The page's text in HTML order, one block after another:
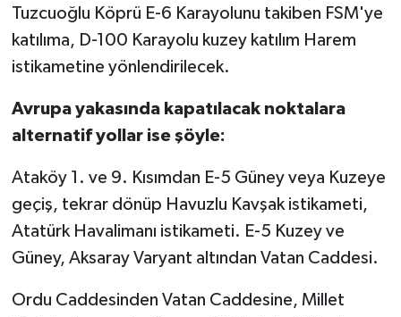
Tuzcuoğlu Köprü E-6 Karayolunu takiben FSM'ye
katılıma, D-100 Karayolu kuzey katılım Harem
istikametine yönlendirilecek.
Avrupa yakasında kapatılacak noktalara
alternatif yollar ise şöyle:
Ataköy 1. ve 9. Kısımdan E-5 Güney veya Kuzeye
geçiş, tekrar dönüp Havuzlu Kavşak istikameti,
Atatürk Havalimanı istikameti. E-5 Kuzey ve
Güney, Aksaray Varyant altından Vatan Caddesi.
Ordu Caddesinden Vatan Caddesine, Millet